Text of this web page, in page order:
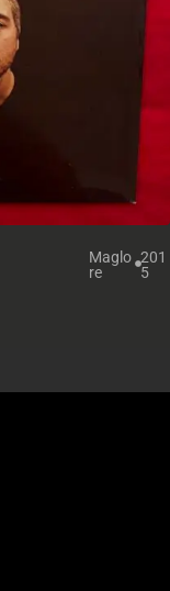
Maglo
re
201
5